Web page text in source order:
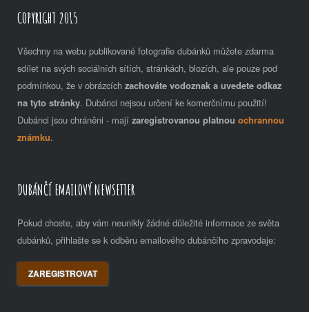
COPYRIGHT 2015
Všechny na webu publikované fotografie dubánků můžete zdarma
sdílet na svých sociálních sítích, stránkách, blozích, ale pouze pod
podmínkou, že v obrázcích zachováte vodoznak a uvedete odkaz
na tyto stránky. Dubánci nejsou určení ke komerčnímu použití!
Dubánci jsou chráněni - mají zaregistrovanou platnou ochrannou
známku.
DUBÁNČÍ EMAILOVÝ NEWSETTER
Pokud chcete, aby vám neunikly žádné důležité informace ze světa
dubánků, přihlašte se k odběru emailového dubánčího zpravodaje:
ZAREGISTROVAT